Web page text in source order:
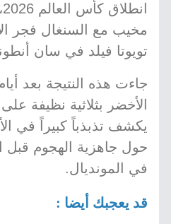
مخيب مع السنغال فجر
تويوتا فيلد في سان
جاءت هذه النتيجة بعد
الأخضر بثلاثية نظيفة
يكشف تذبذباً كبيراً في
حول جاهزية الهجوم قبل
في المونديال.
قد يعجبك أيضا :